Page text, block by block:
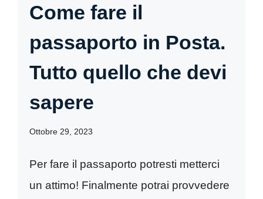
Come fare il
passaporto in Posta.
Tutto quello che devi
sapere
Ottobre 29, 2023
Per fare il passaporto potresti metterci
un attimo! Finalmente potrai provvedere